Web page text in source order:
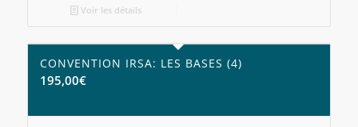
Voir les détails
CONVENTION IRSA: LES BASES (4)
195,00€